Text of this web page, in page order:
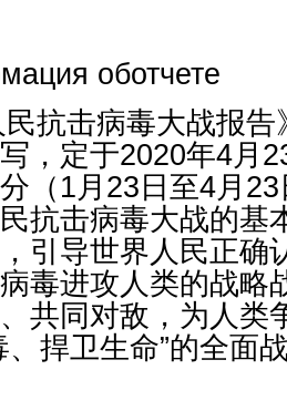
оботчете
民抗击病毒大战报
，定于2020年4月
（1月23日至4月
抗击病毒大战的基
引导世界人民正确
毒进攻人类的战略
共同对敌，为人类
、捍卫生命”的全面